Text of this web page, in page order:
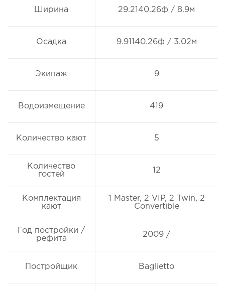
Ширина 29.2140.26ф / 8.9м
Осадка 9.91140.26ф / 3.02м
Экипаж 9
Водоизмещение 419
Количество кают 5
Количество
гостей
12
Комплектация
кают
1 Master, 2 VIP, 2 Twin, 2
Convertible
Год постройки /
рефита
2009 /
Постройщик Baglietto